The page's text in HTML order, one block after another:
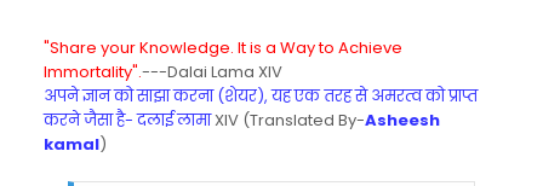
"Share your Knowledge. It is a Way to Achieve
Immortality".---Dalai Lama XIV
अपने ज्ञान को साझा करना (शेयर), यह एक तरह से अमरत्व को प्राप्त
करने जैसा है- दलाई लामाXIV (Translated By-Asheesh
kamal)